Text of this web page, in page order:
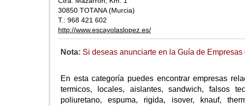
30850 TOTANA (Murcia)
T.: 968 421 602
http://www.escayolaslopez.es/
Nota: Si deseas anunciarte en la Guía de Empresas
En esta categoría puedes encontrar empresas
termicos, locales, aislantes, sandwich, falsos
poliuretano, espuma, rigida, isover, knauf,